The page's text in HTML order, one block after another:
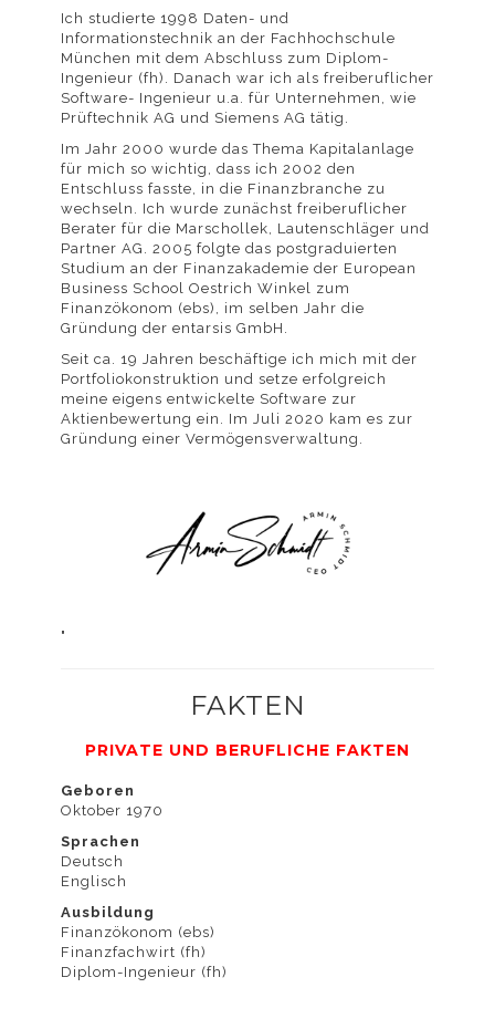
Detaillierte
Informationen
und wie Sie der
können, finden
Ich studierte 1998 Daten- und
Informationstechnik an der Fachhochschule
München mit dem Abschluss zum Diplom-
Ingenieur (fh). Danach war ich als freiberuflicher
Software- Ingenieur u.a. für Unternehmen, wie
Prüftechnik AG und Siemens AG tätig.
Im Jahr 2000 wurde das Thema Kapitalanlage
für mich so wichtig, dass ich 2002 den
Entschluss fasste, in die Finanzbranche zu
wechseln. Ich wurde zunächst freiberuflicher
Berater für die Marschollek, Lautenschläger und
Partner AG. 2005 folgte das postgraduierten
Studium an der Finanzakademie der European
Business School Oestrich Winkel zum
Finanzökonom (ebs), im selben Jahr die
Gründung der entarsis GmbH.
Seit ca. 19 Jahren beschäftige ich mich mit der
Portfoliokonstruktion und setze erfolgreich
meine eigens entwickelte Software zur
Aktienbewertung ein. Im Juli 2020 kam es zur
Gründung einer Vermögensverwaltung.
"
FAKTEN
PRIVATE UND BERUFLICHE FAKTEN
Geboren
Oktober 1970
Sprachen
Deutsch
Englisch
Ausbildung
Finanzökonom (ebs)
Finanzfachwirt (fh)
Diplom-Ingenieur (fh)